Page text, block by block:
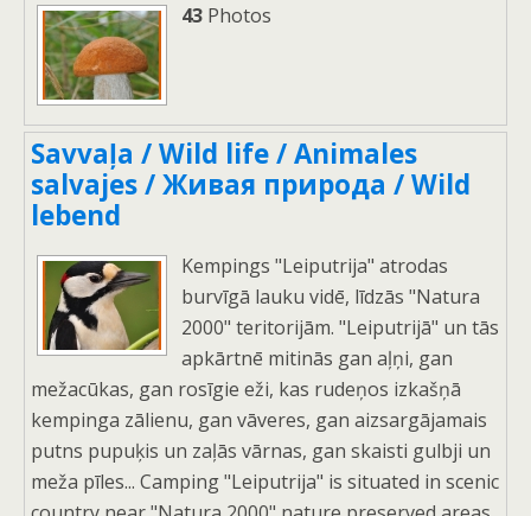
43 Photos
Savvaļa / Wild life / Animales
salvajes / Живая природа / Wild
lebend
Kempings "Leiputrija" atrodas
burvīgā lauku vidē, līdzās "Natura
2000" teritorijām. "Leiputrijā" un tās
apkārtnē mitinās gan aļņi, gan
mežacūkas, gan rosīgie eži, kas rudeņos izkašņā
kempinga zālienu, gan vāveres, gan aizsargājamais
putns pupuķis un zaļās vārnas, gan skaisti gulbji un
meža pīles... Camping "Leiputrija" is situated in scenic